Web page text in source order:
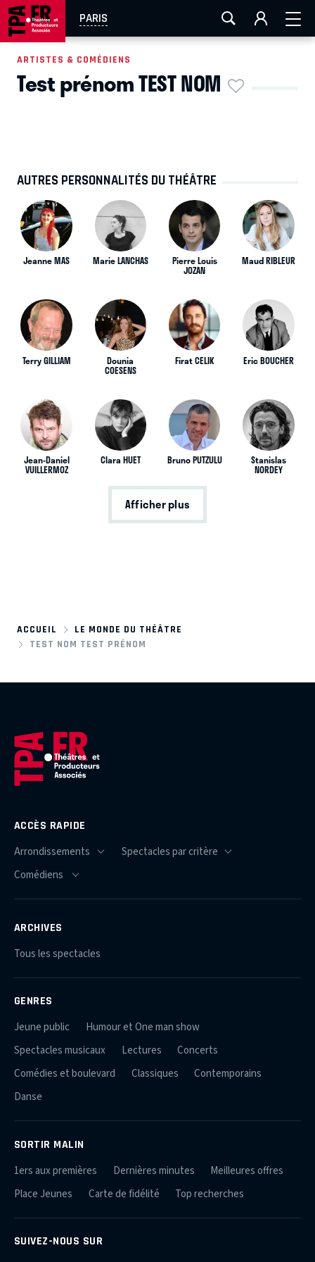
PARIS
AIX-MARSEILLE LA ROCHELLE
EN TOURNÉE
ARTISTES & COMÉDIENS
Test prénom TEST NOM
AUTRES PERSONNALITÉS DU THÉÂTRE
Jeanne MAS Marie LANCHAS Pierre Louis
JOZAN
Maud RIBLEUR
Terry GILLIAM Dounia
COESENS
Firat CELIK Eric BOUCHER
Jean-Daniel
VUILLERMOZ
Clara HUET Bruno PUTZULU Stanislas
NORDEY
Afficher plus
ACCUEIL
LE MONDE DU THÉÂTRE
TEST NOM TEST PRÉNOM
ACCÈS RAPIDE
ARCHIVES
Tous les spectacles
GENRES
Jeune public
Humour et One man show
Spectacles musicaux
Lectures
Concerts
Comédies et boulevard
Classiques
Contemporains
Danse
SORTIR MALIN
1ers aux premières Dernières minutes
Meilleures offres
Place Jeunes
Carte de fidélité Top recherches
SUIVEZ-NOUS SUR